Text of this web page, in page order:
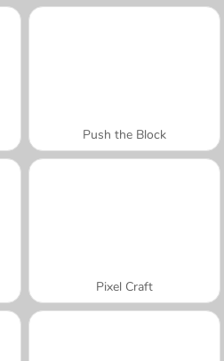
Push the Block
Pixel Craft